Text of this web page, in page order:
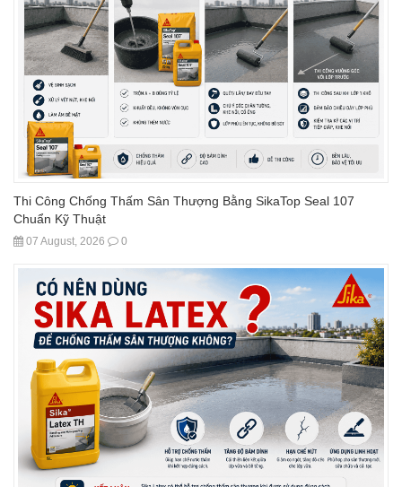
Thi Công Chống Thấm Sân Thượng Bằng SikaTop Seal 107
Chuẩn Kỹ Thuật
07 August, 2026 0